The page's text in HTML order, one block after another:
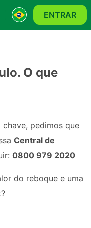
ENTRAR
O que
pedimos que
Central de
0800 979 2020
do reboque e uma